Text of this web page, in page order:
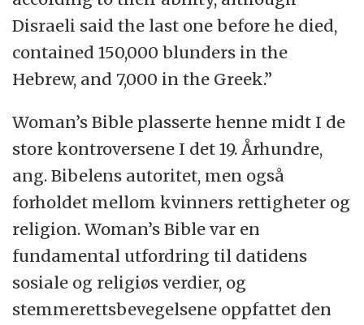
Disraeli said the last one before he died,
contained 150,000 blunders in the
Hebrew, and 7,000 in the Greek.”
Woman’s Bible plasserte henne midt I de
store kontroversene I det 19. Århundre,
ang. Bibelens autoritet, men også
forholdet mellom kvinners rettigheter og
religion. Woman’s Bible var en
fundamental utfordring til datidens
sosiale og religiøs verdier, og
stemmerettsbevegelsene oppfattet den